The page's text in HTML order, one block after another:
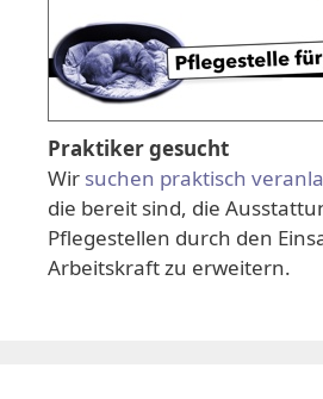
Praktiker gesucht
Wir suchen praktisch
die bereit sind, die
Pflegestellen durch den
Arbeitskraft zu erweitern.